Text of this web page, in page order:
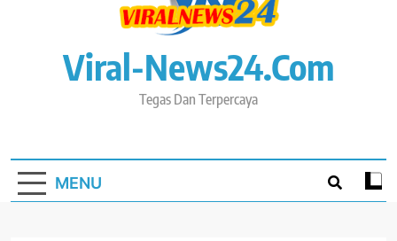
Viral-News24.com
Tegas Dan Terpercaya
MENU